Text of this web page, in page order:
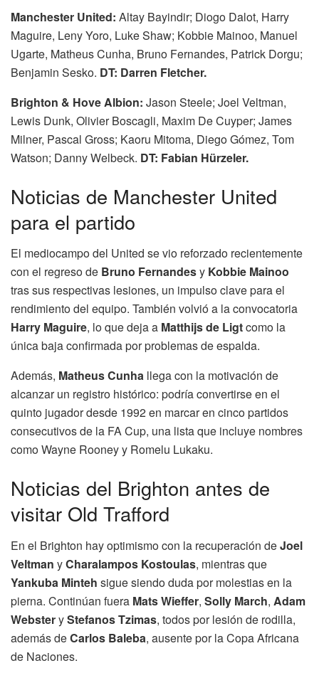
Manchester United: Altay Bayindir; Diogo Dalot, Harry
Maguire, Leny Yoro, Luke Shaw; Kobbie Mainoo, Manuel
Ugarte, Matheus Cunha, Bruno Fernandes, Patrick Dorgu;
Benjamin Sesko. DT: Darren Fletcher.
Brighton & Hove Albion: Jason Steele; Joel Veltman,
Lewis Dunk, Olivier Boscagli, Maxim De Cuyper; James
Milner, Pascal Gross; Kaoru Mitoma, Diego Gómez, Tom
Watson; Danny Welbeck. DT: Fabian Hürzeler.
Noticias de Manchester United
para el partido
El mediocampo del United se vio reforzado recientemente
con el regreso de Bruno Fernandesy Kobbie Mainoo
tras sus respectivas lesiones, un impulso clave para el
rendimiento del equipo. También volvió a la convocatoria
Harry Maguire, lo que deja a Matthijs de Ligtcomo la
única baja confirmada por problemas de espalda.
Además, Matheus Cunha llega con la motivación de
alcanzar un registro histórico: podría convertirse en el
quinto jugador desde 1992 en marcar en cinco partidos
consecutivos de la FA Cup, una lista que incluye nombres
como Wayne Rooney y Romelu Lukaku.
Noticias del Brighton antes de
visitar Old Trafford
En el Brighton hay optimismo con la recuperación deJoel
Veltman yCharalampos Kostoulas, mientras que
Yankuba Minteh sigue siendo duda por molestias en la
pierna. Continúan fuera Mats Wieffer, Solly March, Adam
WebsteryStefanos Tzimas, todos por lesión de rodilla,
además deCarlos Baleba, ausente por la Copa Africana
de Naciones.